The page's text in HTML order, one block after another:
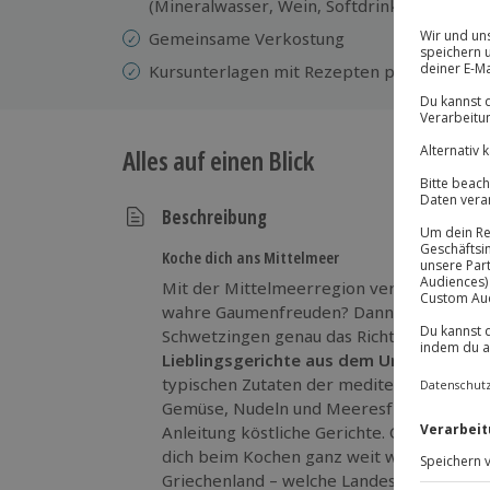
(Mineralwasser, Wein, Softdrinks, Bier))
Gemeinsame Verkostung
Kursunterlagen mit Rezepten per Mail
Alles auf einen Blick
Beschreibung
Koche dich ans Mittelmeer
Mit der Mittelmeerregion verbindest du
wahre Gaumenfreuden? Dann ist der
Schwetzingen genau das Richtige für
Lieblingsgerichte aus dem Urlaub ganz
typischen Zutaten der mediterranen
Gemüse, Nudeln und Meeresfrüchten
Anleitung köstliche Gerichte. Gönne dir
dich beim Kochen ganz weit weg.
Griechenland – welche Landesküche